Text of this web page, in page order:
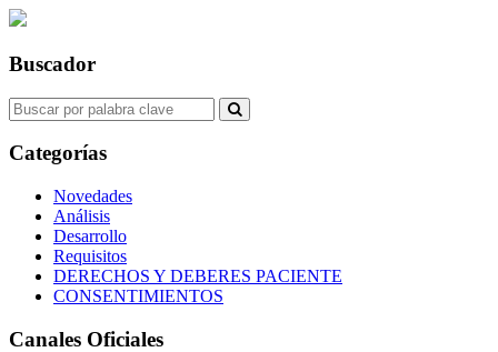
Buscador
Categorías
Novedades
Análisis
Desarrollo
Requisitos
DERECHOS Y DEBERES PACIENTE
CONSENTIMIENTOS
Canales Oficiales